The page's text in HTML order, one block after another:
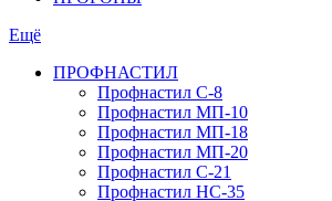
Ещё
ПРОФНАСТИЛ
Профнастил С-8
Профнастил МП-10
Профнастил МП-18
Профнастил МП-20
Профнастил С-21
Профнастил НС-35